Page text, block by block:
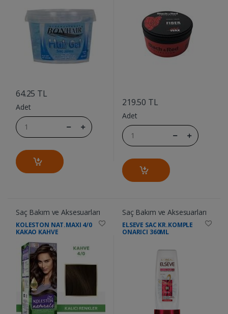
64.25 TL
Adet
219.50 TL
Adet
Saç Bakım ve Aksesuarları
KOLESTON NAT.MAXI 4/0
KAKAO KAHVE
Saç Bakım ve Aksesuarları
ELSEVE SAC KR.KOMPLE
ONARICI 360ML